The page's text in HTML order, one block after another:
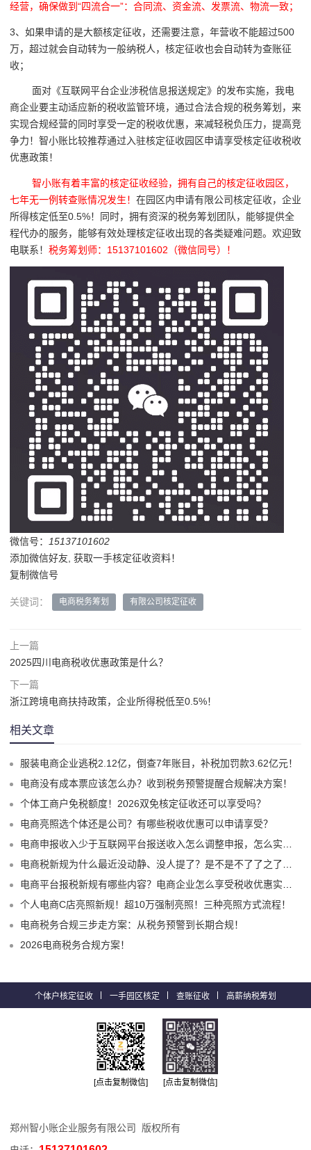
经营，确保做到 “四流合一”： 合同流、资金流、发票流、物流一致；
3、如果申请的是大额核定征收，还需要注意，年营收不能超过500
万，超过就会自动转为一般纳税人，核定征收也会自动转为查账征
收；
面对《互联网平台企业涉税信息报送规定》的发布实施，我电
商企业要主动适应新的税收监管环境，通过合法合规的税务筹划，来
实现合规经营的同时享受一定的税收优惠，来减轻税负压力，提高竞
争力！智小账比较推荐通过入驻核定征收园区申请享受核定征收税收
优惠政策！
智小账有着丰富的核定征收经验，拥有自己的核定征收园区，
七年无一例转查账情况发生！ 在园区内申请有限公司核定征收，企业
所得核定低至0.5%！同时，拥有资深的税务筹划团队，能够提供全
程代办的服务，能够有效处理核定征收出现的各类疑难问题。欢迎致
电联系！ 税务筹划师：15137101602（微信同号）！
微信号： 15137101602
添加微信好友, 获取一手核定征收资料！
复制微信号
关键词： 电商税务筹划 有限公司核定征收
上一篇
2025四川电商税收优惠政策是什么？
下一篇
浙江跨境电商扶持政策，企业所得税低至0.5%！
相关文章
服装电商企业逃税2.12亿，倒查7年账目，补税加罚款3.62亿元！
电商没有成本票应该怎么办？收到税务预警提醒合规解决方案！
个体工商户免税额度！2026双免核定征收还可以享受吗？
电商亮照选个体还是公司？有哪些税收优惠可以申请享受？
电商申报收入少于互联网平台报送收入怎么调整申报，怎么实现合规申报享受税收优惠！
电商税新规为什么最近没动静、没人提了？是不是不了了之了嘛？
电商平台报税新规有哪些内容？电商企业怎么享受税收优惠实现税务合规？
个人电商C店亮照新规！超10万强制亮照！三种亮照方式流程！
电商税务合规三步走方案：从税务预警到长期合规！
2026电商税务合规方案！
个体户核定征收 一手园区核定 查账征收 高薪纳税筹划
[点击复制微信] [点击复制微信]
郑州智小账企业服务有限公司 版权所有